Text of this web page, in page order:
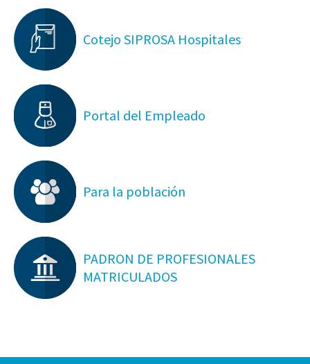
Cotejo SIPROSA Hospitales
Portal del Empleado
Para la población
PADRON DE PROFESIONALES
MATRICULADOS